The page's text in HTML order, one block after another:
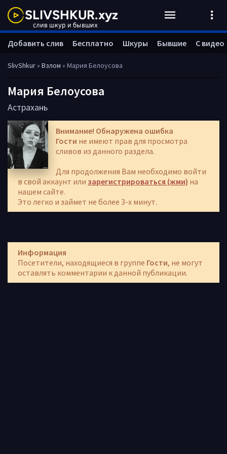
SlivShkur» Взлом » Мария Белоусова
Мария Белоусова
Астрахань
Внимание! Обнаружена ошибка
Гости не имеют прав для просмотра
сливов из данного раздела.
Для продолжения Вам необходимо войти
в свой аккаунт или зарегистрироваться (жми) на
нашем сайте.
Это легко и займет не более 3-х минут.
Информация
Посетители, находящиеся в группе Гости, не могут
оставлять комментарии к данной публикации.
Добавить слив Бесплатно Шкуры Бывшие С видео